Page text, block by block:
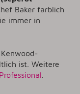
Baker farblich
immer in
ist. Weitere